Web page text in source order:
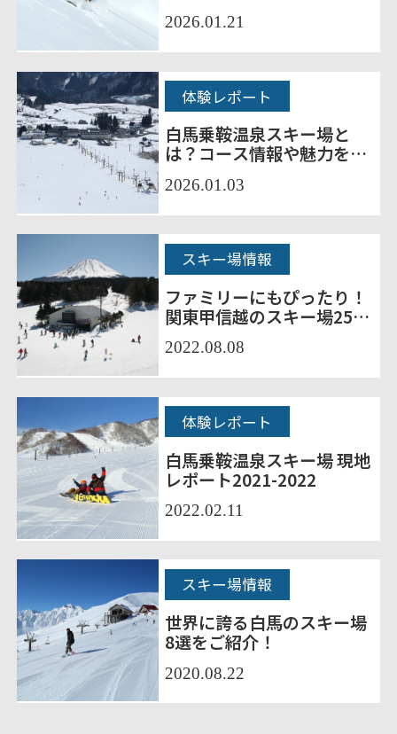
スキー場10選をご紹介！
2026.01.21
白馬乗鞍温泉スキー場と
は？コース情報や魅力を徹
底解説
体験レポート
2026.01.03
ファミリーにもぴったり！
関東甲信越のスキー場25選
をご紹介
スキー場情報
2022.08.08
白馬乗鞍温泉スキー場 現地
レポート2021-2022
体験レポート
2022.02.11
世界に誇る白馬のスキー場
8選をご紹介！
スキー場情報
2020.08.22